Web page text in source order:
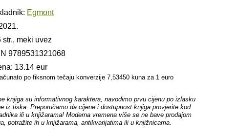
Egmont
str., meki uvez
9789531321068
13.14 eur
po fiksnom tečaju konverzije 7,53450 kuna za 1 euro
knjiga su informativnog karaktera, navodimo prvu cijenu po izlasku
iz tiska. Preporučamo da cijene i dostupnost knjiga provjerite kod
ili u knjižarama! Moderna vremena više se ne bave prodajom
potražite ih u knjižarama, antikvarijatima ili u knjižnicama.